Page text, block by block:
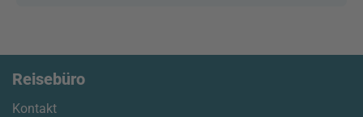
Reisebüro
Kontakt